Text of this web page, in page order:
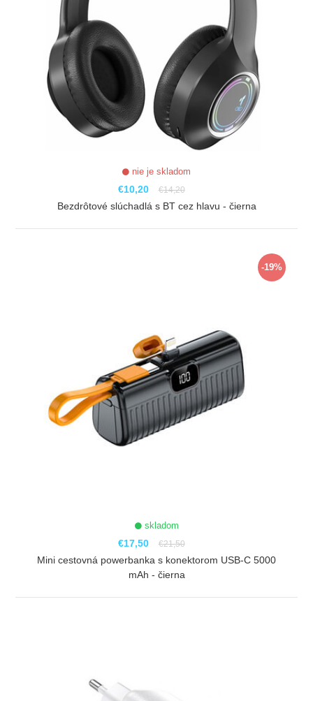
nie je skladom
€10,20 €14,20
Bezdrôtové slúchadlá s BT cez hlavu - čierna
-19%
skladom
€17,50 €21,50
Mini cestovná powerbanka s konektorom USB-C 5000
mAh - čierna